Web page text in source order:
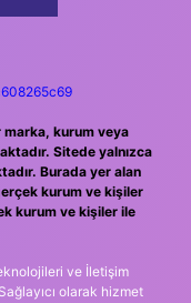
kurum veya
Sitede yalnızca
Burada yer alan
kurum ve kişiler
kurum ve kişiler ile
ve İletişim
olarak hizmet